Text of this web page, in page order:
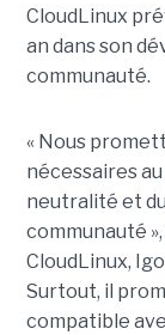
CloudLinux
an dans son
communauté.
« Nous
nécessaires
neutralité et
communauté
CloudLinux,
Surtout, il
compatible